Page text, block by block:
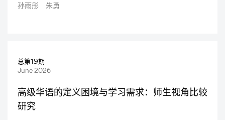
孙雨彤 朱勇
总第19期
June 2026
高级华语的定义困境与学习需求：师生视角比较
研究